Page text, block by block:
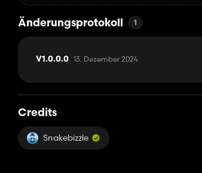
Änderungsprotokoll 1
V1.0.0.0 13. Dezember 2024
Credits
Snakebizzle